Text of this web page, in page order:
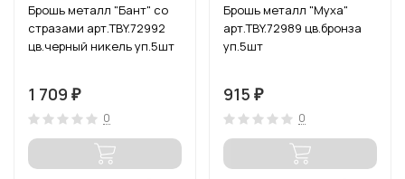
Брошь металл "Бант" со
стразами арт.TBY.72992
цв.черный никель уп.5шт
1 709 ₽
0
Брошь металл "Муха"
арт.TBY.72989 цв.бронза
уп.5шт
915 ₽
0